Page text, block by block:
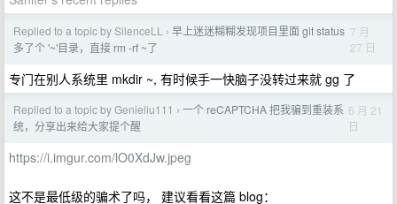
Replied to a topic by SilenceLL › 早上迷迷糊糊发现项目里面 git status
多了个 '~'目录，直接 rm -rf ~了
7 月
27 日
专门在别人系统里 mkdir ~, 有时候手一快脑子没转过来就 gg 了
Replied to a topic by Genieliu111 › 一个 reCAPTCHA 把我骗到重装系
统，分享出来给大家提个醒
6 月 21
日
https://i.imgur.com/lO0XdJw.jpeg
这不是最低级的骗术了吗， 建议看看这篇 blog：